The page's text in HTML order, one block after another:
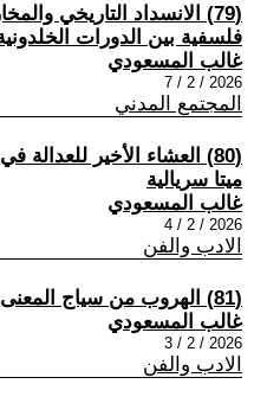
(79) الانسداد التاريخي
فلسفية بين الدورات
غالب المسعودي
2026 / 2 / 7
المجتمع المدني
(80) العشاء الأخير
ميتا سريالية
غالب المسعودي
2026 / 2 / 4
الادب والفن
(81) الهروب من سياج المعنى: انهيار ميتا سريالي
غالب المسعودي
2026 / 2 / 3
الادب والفن